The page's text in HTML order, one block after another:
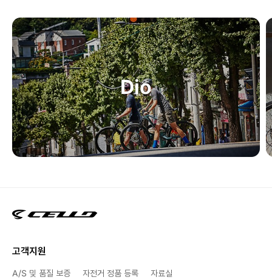
Dio
고객지원
A/S 및 품질 보증 자전거 정품 등록 자료실